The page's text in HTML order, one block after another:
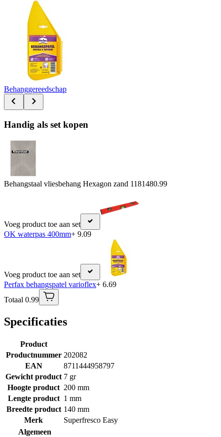
Behanggereedschap
Handig als set kopen
Behangstaal vliesbehang Hexagon zand 1181480.99
Voeg product toe aan set
OK waterpas 400mm+ 9.09
Voeg product toe aan set
Perfax behangspatel varioflex+ 6.69
Totaal 0.99
Specificaties
Product
Productnummer 202082
EAN
8711444958797
Gewicht product 7 gr
Hoogte product 200 mm
Lengte product 1 mm
Breedte product 140 mm
Merk
Superfresco Easy
Algemeen